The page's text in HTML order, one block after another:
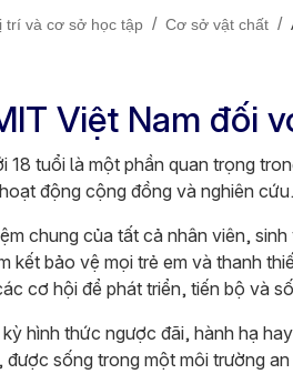
trí và cơ sở học tập / Cơ sở vật chất /
Việt Nam đối
18 tuổi là một phần quan trọng
động cộng đồng và nghiên cứu.
chung của tất cả nhân viên,
kết bảo vệ mọi trẻ em và thanh
cơ hội để phát triển, tiến bộ và
hình thức ngược đãi, hành hạ
sống trong một môi trường